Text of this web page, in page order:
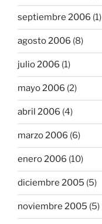
septiembre 2006 (1)
agosto 2006 (8)
julio 2006 (1)
mayo 2006 (2)
abril 2006 (4)
marzo 2006 (6)
enero 2006 (10)
diciembre 2005 (5)
noviembre 2005 (5)